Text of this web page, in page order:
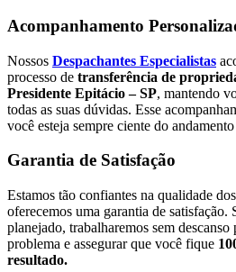
Acompanhamento
Nossos Despachantes Especialistas
processo de transferência de
Presidente Epitácio – SP, mantendo
todas as suas dúvidas. Esse
você esteja sempre ciente do
Garantia de Satisfação
Estamos tão confiantes na qualidade
oferecemos uma garantia de satisfação.
planejado, trabalharemos sem
problema e assegurar que você fique
resultado.